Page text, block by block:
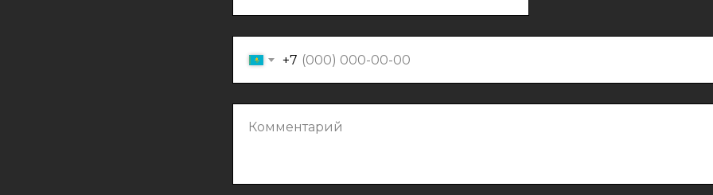
+7
Комментарий